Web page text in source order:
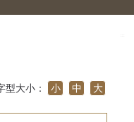
型大小： 小 中 大